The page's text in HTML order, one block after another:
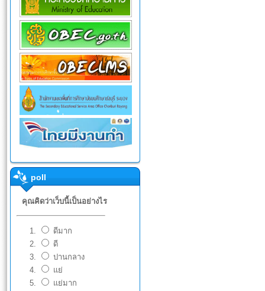
poll
คุณคิดว่าเว็บนี้เป็นอย่างไร
ดีมาก
ดี
ปานกลาง
แย่
แย่มาก